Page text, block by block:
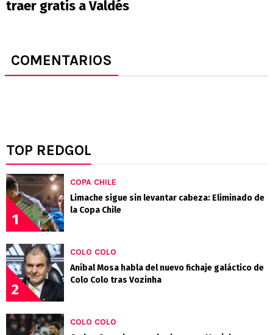
traer gratis a Valdés
COMENTARIOS
TOP REDGOL
1
COPA CHILE
Limache sigue sin levantar cabeza: Eliminado de
la Copa Chile
2
COLO COLO
Aníbal Mosa habla del nuevo fichaje galáctico de
Colo Colo tras Vozinha
COLO COLO